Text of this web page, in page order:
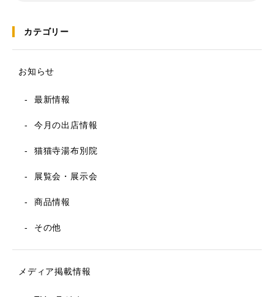
カテゴリー
お知らせ
最新情報
今月の出店情報
猫猫寺湯布別院
展覧会・展示会
商品情報
その他
メディア掲載情報